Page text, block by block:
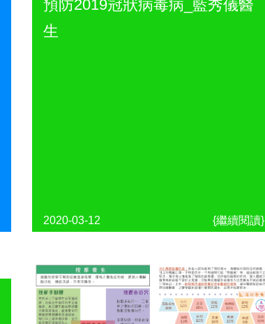
預防2019冠狀病毒病_藍秀儀醫
生
2020-03-12 {繼續閱讀}